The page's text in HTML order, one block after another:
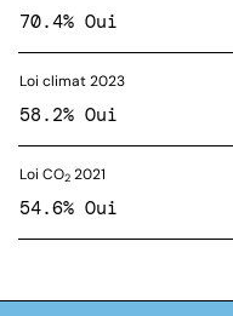
70.4% Oui
Loi climat 2023
58.2% Oui
Loi CO2 2021
54.6% Oui